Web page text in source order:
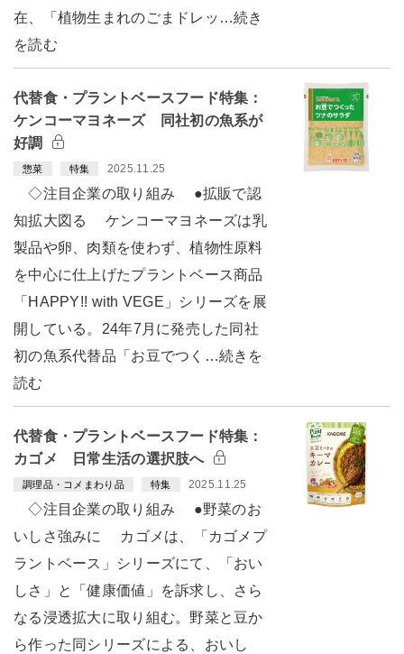
在、「植物生まれのごまドレッ…続き
を読む
代替食・プラントベースフード特集：
ケンコーマヨネーズ 同社初の魚系が
好調
惣菜 特集 2025.11.25
◇注目企業の取り組み ●拡販で認
知拡大図る ケンコーマヨネーズは乳
製品や卵、肉類を使わず、植物性原料
を中心に仕上げたプラントベース商品
「HAPPY!! with VEGE」シリーズを展
開している。24年7月に発売した同社
初の魚系代替品「お豆でつく…続きを
読む
代替食・プラントベースフード特集：
カゴメ 日常生活の選択肢へ
調理品・コメまわり品 特集 2025.11.25
◇注目企業の取り組み ●野菜のお
いしさ強みに カゴメは、「カゴメプ
ラントベース」シリーズにて、「おい
しさ」と「健康価値」を訴求し、さら
なる浸透拡大に取り組む。野菜と豆か
ら作った同シリーズによる、おいし